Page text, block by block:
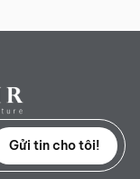
Gửi tin cho tôi!